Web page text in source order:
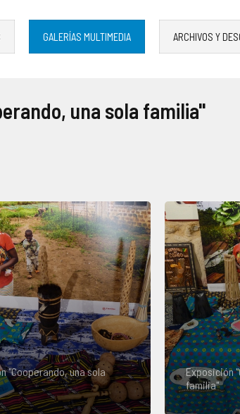
GALERÍAS MULTIMEDIA ARCHIVOS Y
una sola familia"
"Cooperando, una sola
Exposición
familia"